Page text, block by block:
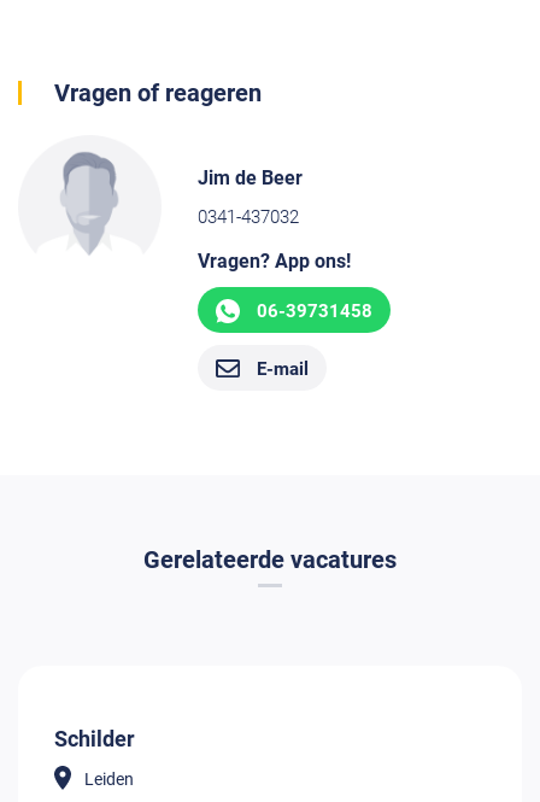
Vragen of reageren
Jim de Beer
0341-437032
Vragen? App ons!
06-39731458
E-mail
Gerelateerde vacatures
Schilder
Leiden